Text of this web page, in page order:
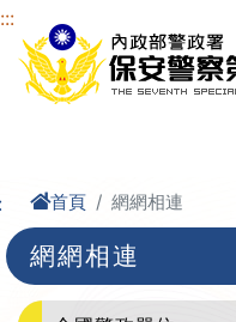
進入內容區塊
:::
首頁 網網相連
網網相連